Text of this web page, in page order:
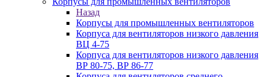
Назад
Корпусы для промышленных вентиляторов
Корпуса для вентиляторов низкого давления
ВЦ 4-75
Корпуса для вентиляторов низкого давления
ВР 80-75, ВР 86-77